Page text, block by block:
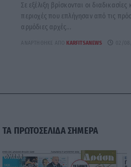
Σε εξέλιξη βρίσκονται οι
περιοχές που επλήγησαν από τις
αρμόδιες αρχές...
ΑΝΑΡΤΉΘΗΚΕ ΑΠΌ KARFITSANEWS 02/
ΤΑ ΠΡΩΤΟΣΕΛΙΔΑ ΣΗΜΕΡΑ